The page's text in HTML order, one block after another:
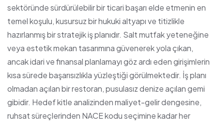
sektöründe sürdürülebilir bir ticari başarı elde etmenin en
temel koşulu, kusursuz bir hukuki altyapı ve titizlikle
hazırlanmış bir stratejik iş planıdır. Salt mutfak yeteneğine
veya estetik mekan tasarımına güvenerek yola çıkan,
ancak idari ve finansal planlamayı göz ardı eden girişimlerin
kısa sürede başarısızlıkla yüzleştiği görülmektedir. İş planı
olmadan açılan bir restoran, pusulasız denize açılan gemi
gibidir. Hedef kitle analizinden maliyet-gelir dengesine,
ruhsat süreçlerinden NACE kodu seçimine kadar her